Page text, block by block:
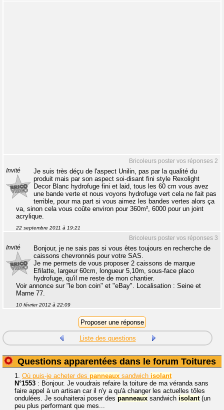
Bricoleurs poster vos réponses 2
Invité
Je suis très déçu de l'aspect Unilin, pas par la qualité du
produit mais par son aspect soi-disant fini style Rexolight
Decor Blanc hydrofuge fini et laid, tous les 60 cm vous avez
une bande verte et nous voyons hydrofuge vert cela ne fait pas
terrible, pour ma part si vous aimez les bandes vertes alors ça
va, sinon cela vous coûte environ pour 360m², 6000 pour un joint
acrylique.
22 septembre 2011 à 19:21
Bricoleurs poster vos réponses 3
Invité
Bonjour, je ne sais pas si vous êtes toujours en recherche de
caissons chevronnés pour votre SAS.
Je me permets de vous proposer 2 caissons de marque
Efilatte, largeur 60cm, longueur 5,10m, sous-face placo
hydrofuge, qu'il me reste de mon chantier.
Voir annonce sur "le bon coin" et "eBay". Localisation : Seine et
Marne 77.
10 février 2012 à 22:09
Liste des questions
Questions apparentées dans le forum Toitures
1. Où puis-je acheter des panneaux sandwich isolant
N°1553 : Bonjour. Je voudrais refaire la toiture de ma véranda sans
faire appel à un artisan car il n'y a qu'à changer les actuelles tôles
ondulées. Je souhaiterai poser des panneaux sandwich isolant(un
peu plus performant que mes...